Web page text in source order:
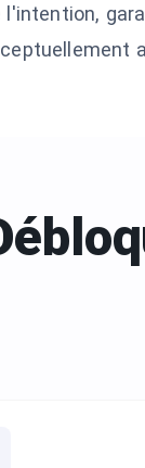
l'intention,